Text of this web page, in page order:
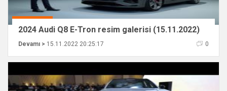
2024 Audi Q8 E-Tron resim galerisi (15.11.2022)
Devamı > 15.11.2022 20:25:17 0